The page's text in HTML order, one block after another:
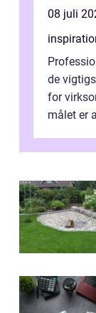
08 juli
de
for
målet er